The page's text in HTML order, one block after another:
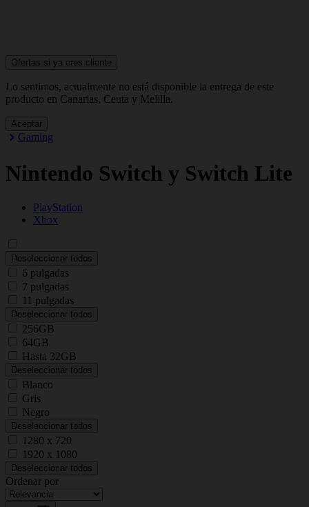
Ofertas si ya eres cliente
Lo sentimos, actualmente no está disponible la entrega de este
producto en Canarias, Ceuta y Melilla.
Aceptar
Gaming
Nintendo Switch y Switch Lite
PlayStation
Xbox
Deseleccionar todos
6 pulgadas
7 pulgadas
11 pulgadas
Deseleccionar todos
256GB
64GB
Hasta 32GB
Deseleccionar todos
Blanco
Gris
Negro
Deseleccionar todos
1280 x 720
1920 x 1080
Deseleccionar todos
Ordenar por